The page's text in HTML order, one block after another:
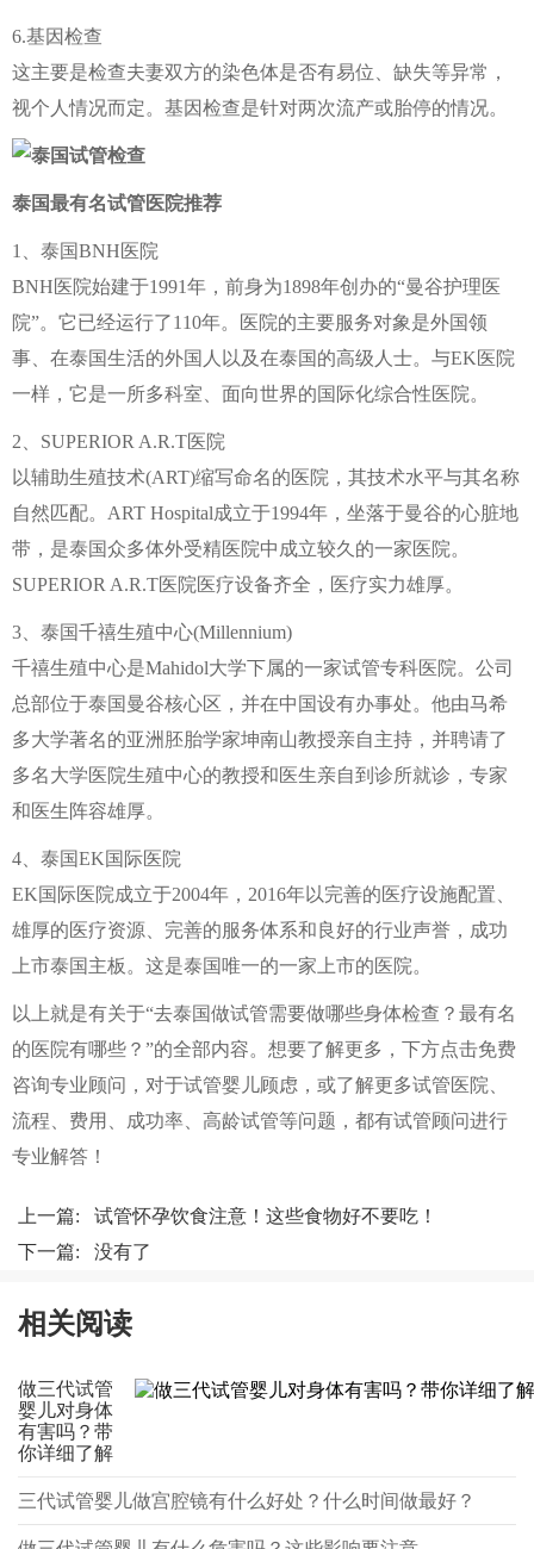
6.基因检查
这主要是检查夫妻双方的染色体是否有易位、缺失等异常，
视个人情况而定。基因检查是针对两次流产或胎停的情况。
泰国最有名试管医院推荐
1、泰国BNH医院
BNH医院始建于1991年，前身为1898年创办的“曼谷护理医
院”。它已经运行了110年。医院的主要服务对象是外国领
事、在泰国生活的外国人以及在泰国的高级人士。与EK医院
一样，它是一所多科室、面向世界的国际化综合性医院。
2、SUPERIOR A.R.T医院
以辅助生殖技术(ART)缩写命名的医院，其技术水平与其名称
自然匹配。ART Hospital成立于1994年，坐落于曼谷的心脏地
带，是泰国众多体外受精医院中成立较久的一家医院。
SUPERIOR A.R.T医院医疗设备齐全，医疗实力雄厚。
3、泰国千禧生殖中心(Millennium)
千禧生殖中心是Mahidol大学下属的一家试管专科医院。公司
总部位于泰国曼谷核心区，并在中国设有办事处。他由马希
多大学著名的亚洲胚胎学家坤南山教授亲自主持，并聘请了
多名大学医院生殖中心的教授和医生亲自到诊所就诊，专家
和医生阵容雄厚。
4、泰国EK国际医院
EK国际医院成立于2004年，2016年以完善的医疗设施配置、
雄厚的医疗资源、完善的服务体系和良好的行业声誉，成功
上市泰国主板。这是泰国唯一的一家上市的医院。
以上就是有关于“去泰国做试管需要做哪些身体检查？最有名
的医院有哪些？”的全部内容。想要了解更多，下方点击免费
咨询专业顾问，对于试管婴儿顾虑，或了解更多试管医院、
流程、费用、成功率、高龄试管等问题，都有试管顾问进行
专业解答！
上一篇: 试管怀孕饮食注意！这些食物好不要吃！
下一篇: 没有了
相关阅读
做三代试管
婴儿对身体
有害吗？带
你详细了解
三代试管婴儿做宫腔镜有什么好处？什么时间做最好？